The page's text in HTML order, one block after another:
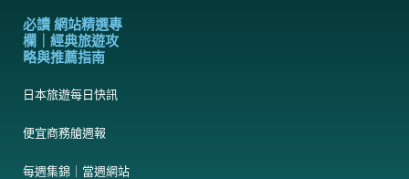
必讀 網站精選專
欄｜經典旅遊攻
略與推薦指南
日本旅遊每日快訊
便宜商務艙週報
每週集錦｜當週網站